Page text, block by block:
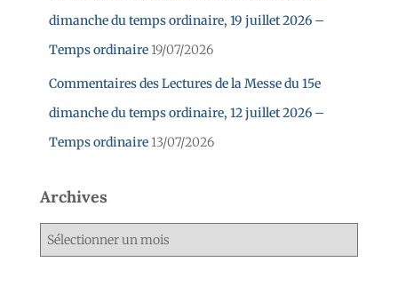
dimanche du temps ordinaire, 19 juillet 2026 –
Temps ordinaire 19/07/2026
Commentaires des Lectures de la Messe du 15e
dimanche du temps ordinaire, 12 juillet 2026 –
Temps ordinaire 13/07/2026
Archives